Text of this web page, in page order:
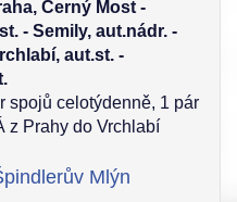
Černý Most -
- Semily, aut.nádr. -
aut.st. -
spojů celotýdenně, 1 pár
z Prahy do Vrchlabí
Mlýn